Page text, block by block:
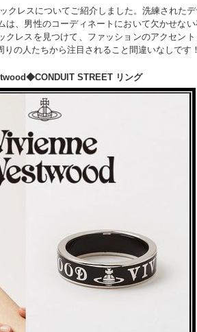
クレスについてご紹介しました。洗練された
は、男性のコーディネートにおいて欠かせな
クレスを見つけて、ファッションのアクセン
りの人たちから注目されること間違いなしです
STREET リング